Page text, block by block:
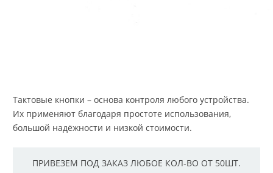
Тактовые кнопки – основа контроля любого устройства.
Их применяют благодаря простоте использования,
большой надёжности и низкой стоимости.
ПРИВЕЗЕМ ПОД ЗАКАЗ ЛЮБОЕ КОЛ-ВО ОТ 50ШТ.